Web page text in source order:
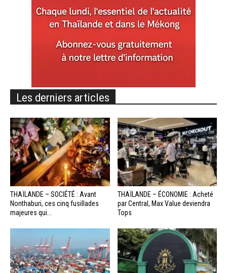
Les derniers articles
THAÏLANDE – SOCIÉTÉ : Avant
Nonthaburi, ces cinq fusillades
majeures qui...
THAÏLANDE – ÉCONOMIE : Acheté
par Central, Max Value deviendra
Tops